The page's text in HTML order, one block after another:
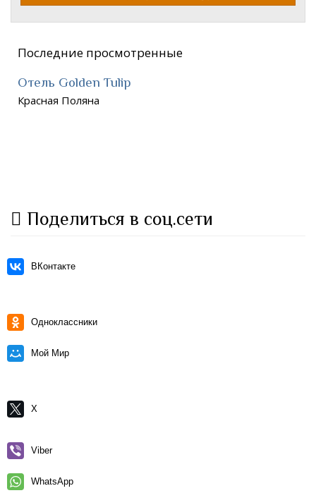
Последние просмотренные
Отель Golden Tulip
Красная Поляна
Поделиться в соц.сети
ВКонтакте
Одноклассники
Мой Мир
X
Viber
WhatsApp